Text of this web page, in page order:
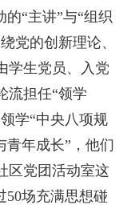
“主讲”与“组织
党的创新理论、
学生党员、入党
流担任“领学
学“中央八项规
青年成长”，他们
区党团活动室这
50场充满思想碰